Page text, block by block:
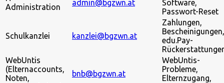
Administration
admin@bgzwn.at
Software,
Passwort-Reset
Schulkanzlei kanzlei@bgzwn.at
Zahlungen,
Bescheinigungen,
edu.Pay-
WebUntis
(Elternaccounts,
Noten,
bnb@bgzwn.at
WebUntis-
Probleme,
Elternzugang,